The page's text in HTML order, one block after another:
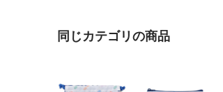
同じカテゴリの商品